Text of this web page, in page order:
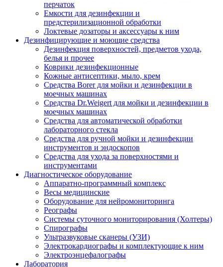
перчаток
Емкости для дезинфекции и
предстерилизационной обработки
Локтевые дозаторы и аксессуары к ним
Дезинфицирующие и моющие средства
Дезинфекция поверхностей, предметов ухода,
белья и прочее
Коврики дезинфекционные
Кожные антисептики, мыло, крем
Средства Borer для мойки и дезинфекции в
моечных машинах
Средства Dr.Weigert для мойки и дезинфекции в
моечных машинах
Средства для автоматической обработки
лабораторного стекла
Средства для ручной мойки и дезинфекции
инструментов и эндоскопов
Средства для ухода за поверхностями и
инструментами
Диагностическое оборудование
Аппаратно-программный комплекс
Весы медицинские
Оборудование для нейромониторинга
Реографы
Системы суточного мониторирования (Холтеры)
Спирографы
Ультразвуковые сканеры (УЗИ)
Электрокардиографы и комплектующие к ним
Электроэнцефалографы
Лаборатория